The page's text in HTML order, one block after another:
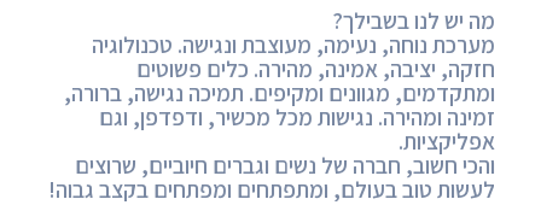
מה יש לנו בשבילך?
מערכת נוחה, נעימה, מעוצבת ונגישה. טכנולוגיה
חזקה, יציבה, אמינה, מהירה. כלים פשוטים
ומתקדמים, מגוונים ומקיפים. תמיכה נגישה, ברורה,
זמינה ומהירה. נגישות מכל מכשיר, ודפדפן, וגם
אפליקציות.
והכי חשוב, חברה של נשים וגברים חיוביים, שרוצים
לעשות טוב בעולם, ומתפתחים ומפתחים בקצב גבוה!